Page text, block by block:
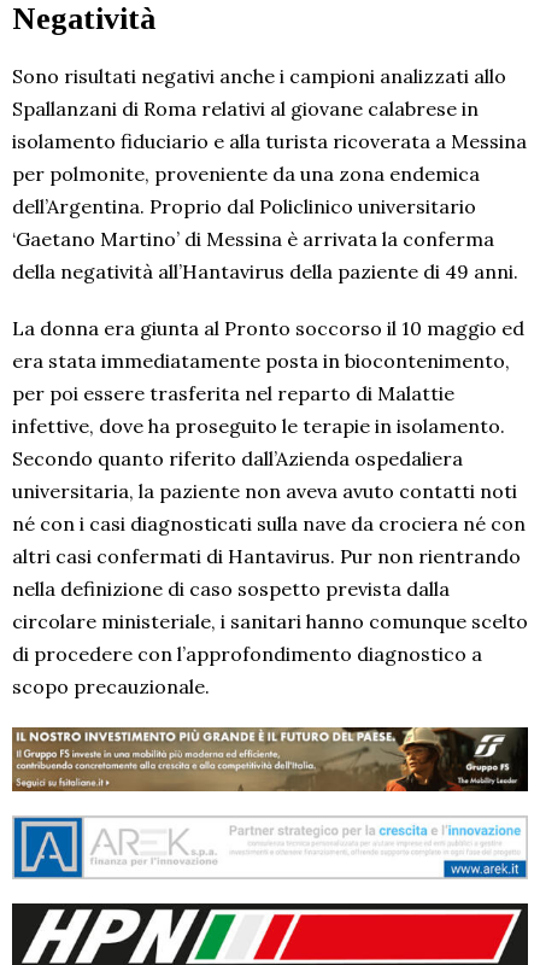
Negatività
Sono risultati negativi anche i campioni analizzati allo
Spallanzani di Roma relativi al giovane calabrese in
isolamento fiduciario e alla turista ricoverata a Messina
per polmonite, proveniente da una zona endemica
dell’Argentina. Proprio dal Policlinico universitario
‘Gaetano Martino’ di Messina è arrivata la conferma
della negatività all’Hantavirus della paziente di 49 anni.
La donna era giunta al Pronto soccorso il 10 maggio ed
era stata immediatamente posta in biocontenimento,
per poi essere trasferita nel reparto di Malattie
infettive, dove ha proseguito le terapie in isolamento.
Secondo quanto riferito dall’Azienda ospedaliera
universitaria, la paziente non aveva avuto contatti noti
né con i casi diagnosticati sulla nave da crociera né con
altri casi confermati di Hantavirus. Pur non rientrando
nella definizione di caso sospetto prevista dalla
circolare ministeriale, i sanitari hanno comunque scelto
di procedere con l’approfondimento diagnostico a
scopo precauzionale.